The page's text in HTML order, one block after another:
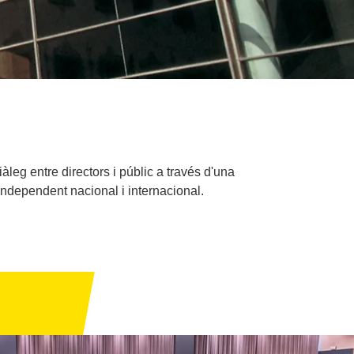
entre directors i públic a través d'una
nacional i internacional.